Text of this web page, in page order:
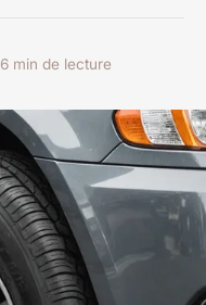
6 min de lecture